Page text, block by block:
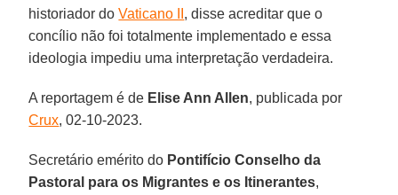
historiador doVaticano II , disse acreditar que o
concílio não foi totalmente implementado e essa
ideologia impediu uma interpretação verdadeira.
A reportagem é de Elise Ann Allen, publicada por
Crux, 02-10-2023.
Secretário emérito do Pontifício Conselho da
Pastoral para os Migrantes e os Itinerantes,